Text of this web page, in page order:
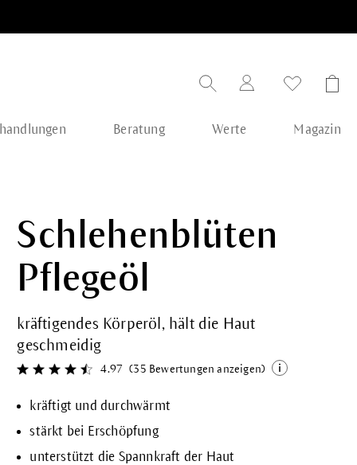
Beratung Werte Magazin
Schlehenblüten
Pflegeöl
kräftigendes Körperöl, hält die Haut
geschmeidig
Durchschnittliche Bewertung von 4.9 von 5 Sternen
4.97 (35 Bewertungen anzeigen)
kräftigt und durchwärmt
stärkt bei Erschöpfung
unterstützt die Spannkraft der Haut